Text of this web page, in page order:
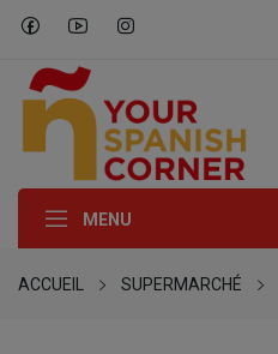
MENU
ACCUEIL SUPERMARCHÉ